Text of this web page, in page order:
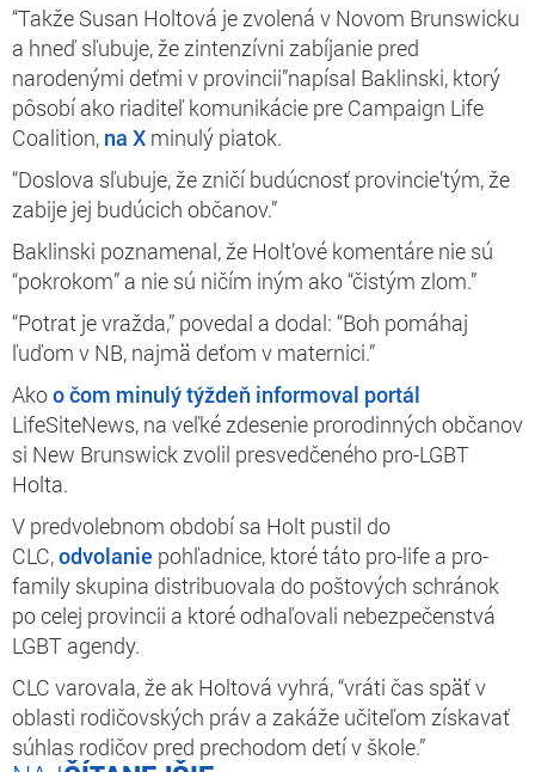
“Takže Susan Holtová je zvolená v Novom Brunswicku
a hneď sľubuje, že zintenzívni zabíjanie pred
narodenými deťmi v provincii”napísal Baklinski, ktorý
pôsobí ako riaditeľ komunikácie pre Campaign Life
Coalition, na X minulý piatok.
“Doslova sľubuje, že zničí budúcnosť provincie’tým, že
zabije jej budúcich občanov.”
Baklinski poznamenal, že Holt’ové komentáre nie sú
“pokrokom” a nie sú ničím iným ako “čistým zlom.”
“Potrat je vražda,” povedal a dodal: “Boh pomáhaj
ľuďom v NB, najmä deťom v maternici.”
Akoo čom minulý týždeň informoval portál
LifeSiteNews, na veľké zdesenie prorodinných občanov
si New Brunswick zvolil presvedčeného pro-LGBT
Holta.
V predvolebnom období sa Holt pustil do
CLC,odvolanie pohľadnice, ktoré táto pro-life a pro-
family skupina distribuovala do poštových schránok
po celej provincii a ktoré odhaľovali nebezpečenstvá
LGBT agendy.
CLC varovala, že ak Holtová vyhrá, “vráti čas späť v
oblasti rodičovských práv a zakáže učiteľom získavať
súhlas rodičov pred prechodom detí v škole.”